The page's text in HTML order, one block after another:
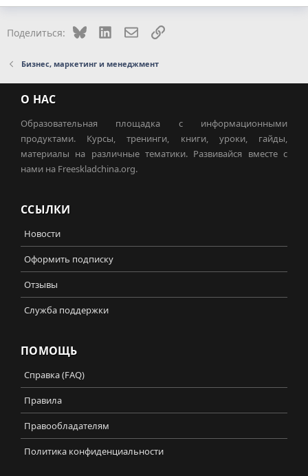
Поделиться: Bluesky LinkedInЭлектронная почта
Ссылка
Бизнес, маркетинг и менеджмент
О НАС
Образовательная площадка с информационными
продуктами. Курсы, тренинги, книги, уроки, гайды,
материалы на различные тематики. Развивайся вместе с
нами на Freeskladchina.org.
ССЫЛКИ
Новости
Оформить подписку
Отзывы
Служба поддержки
ПОМОЩЬ
Справка (FAQ)
Правила
Правообладателям
Политика конфиденциальности